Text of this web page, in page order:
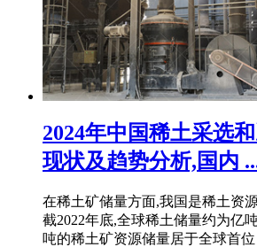
2024年中国稀土采选
现状及趋势分析,国内
在稀土矿储量方面,我国是稀土资
截2022年底,全球稀土储量约为亿
吨的稀土矿资源储量居于全球首